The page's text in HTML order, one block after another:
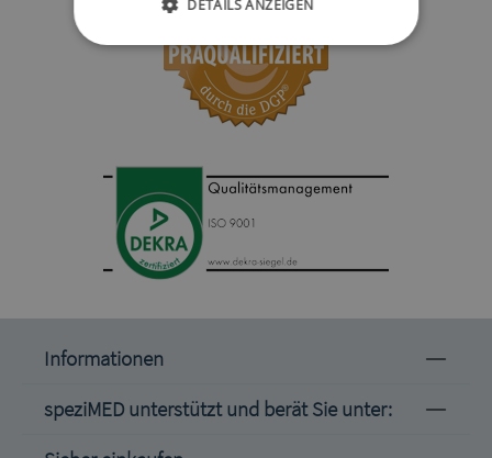
Informationen
speziMED unterstützt und berät Sie unter:
DETAILS ANZEIGEN